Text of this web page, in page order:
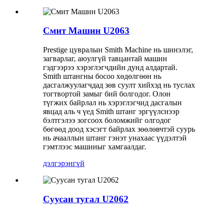
Смит Машин U2063
Prestige цувралын Smith Machine нь шинэлэг,
загварлаг, аюулгүй тавцантай машин
гэдгээрээ хэрэглэгчдийн дунд алдартай.
Smith штангны босоо хөдөлгөөн нь
дасгалжуулагчдад зөв суулт хийхэд нь туслах
тогтвортой замыг бий болгодог. Олон
түгжих байрлал нь хэрэглэгчид дасгалын
явцад аль ч үед Smith штанг эргүүлснээр
бэлтгэлээ зогсоох боломжийг олгодог
бөгөөд доод хэсэгт байрлах зөөлөвчтэй суурь
нь ачааллын штанг гэнэт унахаас үүдэлтэй
гэмтлээс машиныг хамгаалдаг.
дэлгэрэнгүй
Суусан тугал U2062